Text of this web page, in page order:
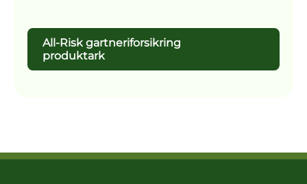
All-Risk gartneriforsikring
produktark